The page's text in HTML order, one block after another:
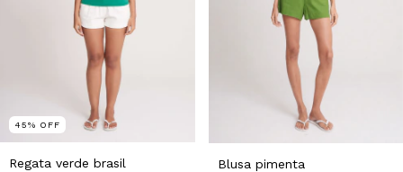
45% OFF
Regata verde brasil Blusa pimenta